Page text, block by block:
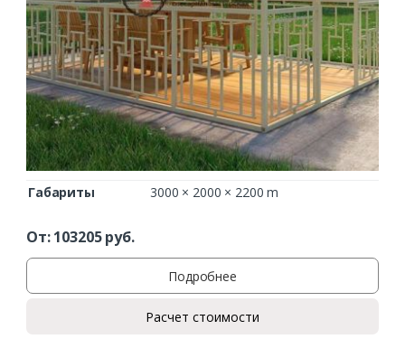
Габариты 3000 × 2000 × 2200 m
От:103205руб.
Подробнее
Расчет стоимости